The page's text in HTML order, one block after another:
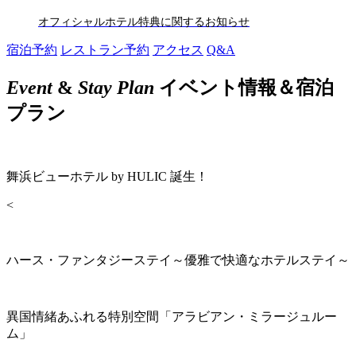
オフィシャルホテル特典に関するお知らせ
宿泊予約 レストラン予約 アクセス Q&A
Event& Stay Plan イベント情報＆宿泊
プラン
舞浜ビューホテル by HULIC 誕生！
<
ハース・ファンタジーステイ～優雅で快適なホテルステイ～
異国情緒あふれる特別空間「アラビアン・ミラージュルー
ム」